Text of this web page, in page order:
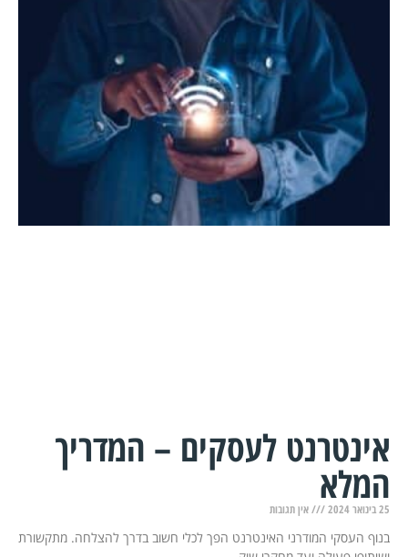
אינטרנט לעסקים – המדריך
המלא
25 בינואר 2024 אין תגובות
בנוף העסקי המודרני האינטרנט הפך לכלי חשוב בדרך להצלחה. מתקשורת